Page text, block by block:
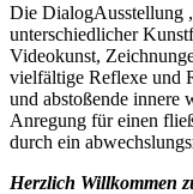
Die DialogAusstellung
unterschiedlicher
Videokunst,
vielfältige Reflexe und
und abstoßende innere
Anregung für einen
durch ein
Herzlich Willkommen